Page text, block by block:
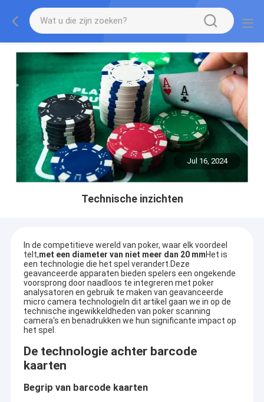
Jul 16, 2024
Technische inzichten
In de competitieve wereld van poker, waar elk voordeel
telt,met een diameter van niet meer dan 20 mmHet is
een technologie die het spel verandert.Deze
geavanceerde apparaten bieden spelers een ongekende
voorsprong door naadloos te integreren met poker
analysatoren en gebruik te maken van geavanceerde
micro camera technologieIn dit artikel gaan we in op de
technische ingewikkeldheden van poker scanning
camera's en benadrukken we hun significante impact op
het spel.
De technologie achter barcode
kaarten
Begrip van barcode kaarten